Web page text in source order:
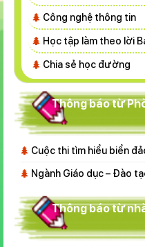
Công nghệ thông tin
Học tập làm theo lời
Chia sẻ học đường
Thông báo từ
Cuộc thi tìm hiểu biển
Ngành Giáo dục – Đào
Thông báo từ